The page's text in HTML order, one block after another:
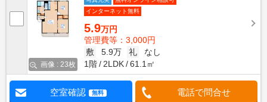
画像 : 23枚
インターネット無料
5.9万円
管理費等：3,000円
敷
5.9万 礼
なし
1階
2LDK 61.1㎡
空室確認 無料 電話で問合せ